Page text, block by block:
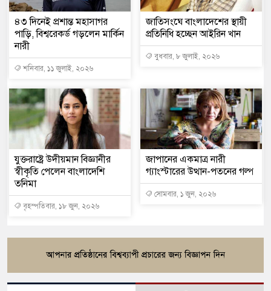
৪৩ দিনেই প্রশান্ত মহাসাগর
পাড়ি, বিশ্বরেকর্ড গড়লেন মার্কিন
নারী
শনিবার, ১১ জুলাই, ২০২৬
জাতিসংঘে বাংলাদেশের স্থায়ী
প্রতিনিধি হচ্ছেন আইরিন খান
বুধবার, ৮ জুলাই, ২০২৬
যুক্তরাষ্ট্রে উদীয়মান বিজ্ঞানীর
স্বীকৃতি পেলেন বাংলাদেশি
তনিমা
বৃহস্পতিবার, ১৮ জুন, ২০২৬
জাপানের একমাত্র নারী
গ্যাংস্টারের উত্থান-পতনের গল্প
সোমবার, ১ জুন, ২০২৬